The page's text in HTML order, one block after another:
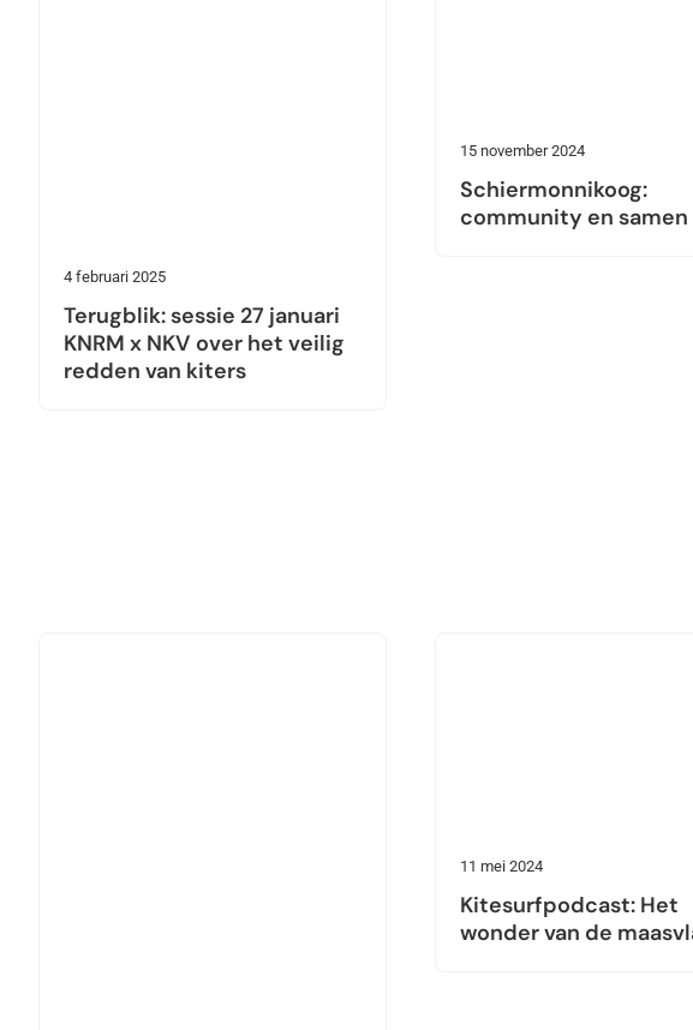
4 februari 2025
Terugblik: sessie 27 januari
KNRM x NKV over het veilig
redden van kiters
15 november 2024
Schiermonnikoog:
community en
11 mei 2024
Kitesurfpodcast: Het
wonder van de